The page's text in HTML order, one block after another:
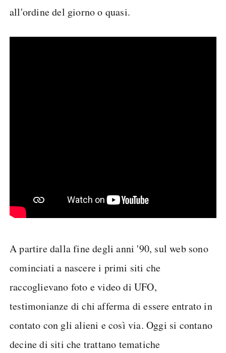
all'ordine del giorno o quasi.
A partire dalla fine degli anni '90, sul web sono
cominciati a nascere i primi siti che
raccoglievano foto e video di UFO,
testimonianze di chi afferma di essere entrato in
contato con gli alieni e così via. Oggi si contano
decine di siti che trattano tematiche